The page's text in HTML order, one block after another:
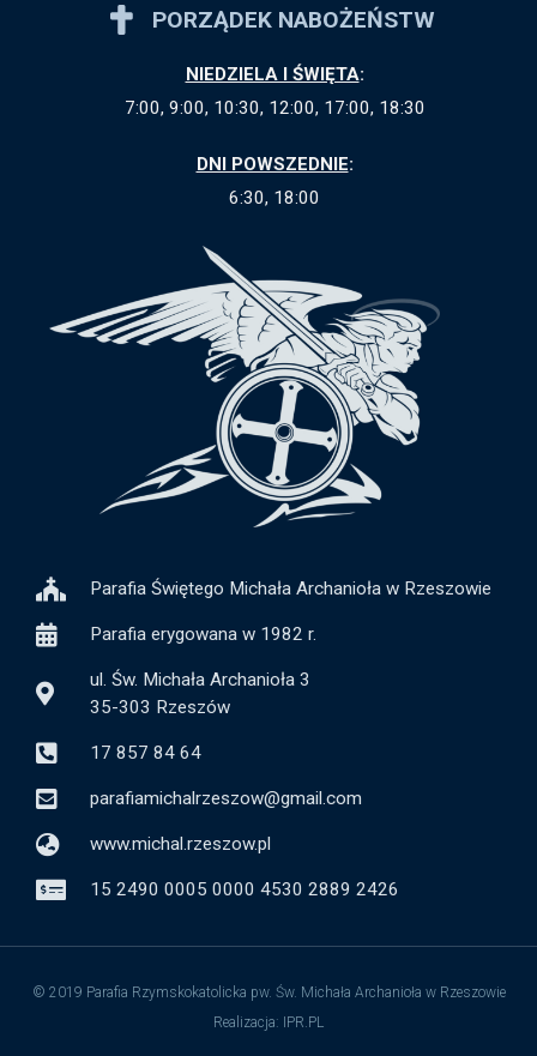
Parafia Świętego Michała Archanioła w Rzeszowie
Parafia erygowana w 1982 r.
ul. Św. Michała Archanioła 3
35-303 Rzeszów
17 857 84 64
parafiamichalrzeszow@gmail.com
www.michal.rzeszow.pl
15 2490 0005 0000 4530 2889 2426
PORZĄDEK NABOŻEŃSTW
NIEDZIELA I ŚWIĘTA:
7:00, 9:00, 10:30, 12:00, 17:00, 18:30
DNI POWSZEDNIE:
6:30, 18:00
© 2019 Parafia Rzymskokatolicka pw. Św. Michała Archanioła w Rzeszowie
Realizacja: IPR.PL